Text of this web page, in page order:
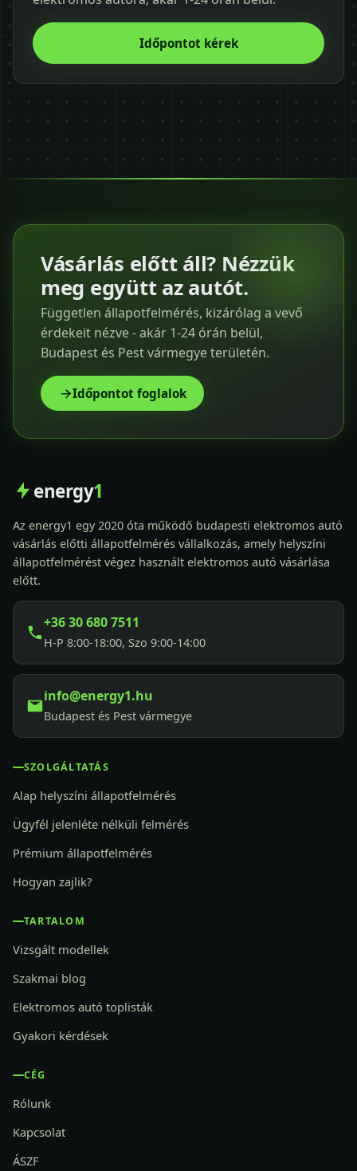
Időpontot kérek
Vásárlás előtt áll? Nézzük
meg együtt az autót.
Független állapotfelmérés, kizárólag a vevő
érdekeit nézve - akár 1-24 órán belül,
Budapest és Pest vármegye területén.
Időpontot foglalok
energy1
Az energy1 egy 2020 óta működő budapesti elektromos autó
vásárlás előtti állapotfelmérés vállalkozás, amely helyszíni
állapotfelmérést végez használt elektromos autó vásárlása
előtt.
+36 30 680 7511
H-P 8:00-18:00, Szo 9:00-14:00
info@energy1.hu
Budapest és Pest vármegye
SZOLGÁLTATÁS
Alap helyszíni állapotfelmérés
Ügyfél jelenléte nélküli felmérés
Prémium állapotfelmérés
Hogyan zajlik?
TARTALOM
Vizsgált modellek
Szakmai blog
Elektromos autó toplisták
Gyakori kérdések
CÉG
Rólunk
Kapcsolat
ÁSZF